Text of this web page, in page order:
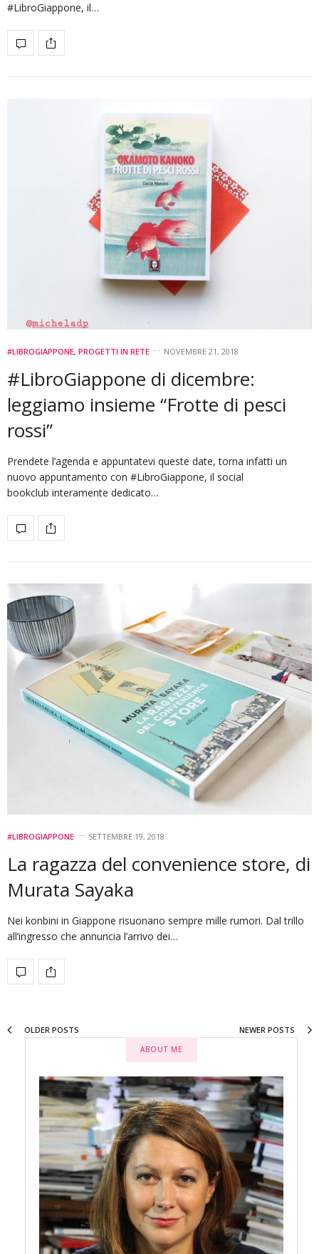
#LibroGiappone, il…
#LIBROGIAPPONE, PROGETTI IN RETE NOVEMBRE 21, 2018
#LibroGiappone di dicembre:
leggiamo insieme “Frotte di pesci
rossi”
Prendete l’agenda e appuntatevi queste date, torna infatti un
nuovo appuntamento con #LibroGiappone, il social
bookclub interamente dedicato…
#LIBROGIAPPONE SETTEMBRE 19, 2018
La ragazza del convenience store, di
Murata Sayaka
Nei konbini in Giappone risuonano sempre mille rumori. Dal trillo
all’ingresso che annuncia l’arrivo dei…
OLDER POSTS NEWER POSTS
ABOUT ME